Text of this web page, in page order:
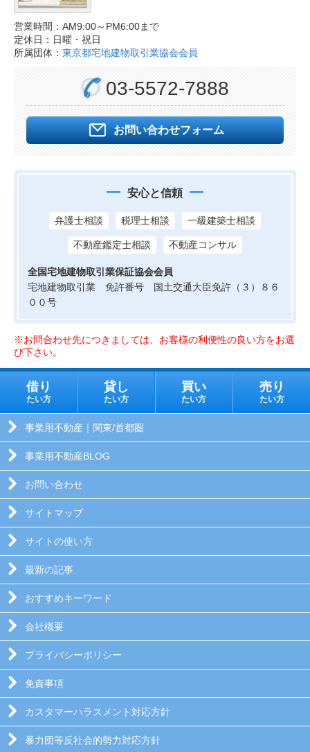
営業時間：AM9:00～PM6:00まで
定休日：日曜・祝日
所属団体： 東京都宅地建物取引業協会会員
03-5572-7888
お問い合わせフォーム
安心と信頼
弁護士相談 税理士相談 一級建築士相談
不動産鑑定士相談 不動産コンサル
全国宅地建物取引業保証協会会員
宅地建物取引業 免許番号 国土交通大臣免許（３）８６
００号
※お問合わせ先につきましては、お客様の利便性の良い方をお選
び下さい。
借り
たい方
貸し
たい方
買い
たい方
売り
たい方
事業用不動産｜関東/首都圏
事業用不動産BLOG
お問い合わせ
サイトマップ
サイトの使い方
最新の記事
おすすめキーワード
会社概要
プライバシーポリシー
免責事項
カスタマーハラスメント対応方針
暴力団等反社会的勢力対応方針